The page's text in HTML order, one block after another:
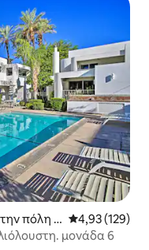
πόλη C Μέση
4,93 (129)
μονάδα 6